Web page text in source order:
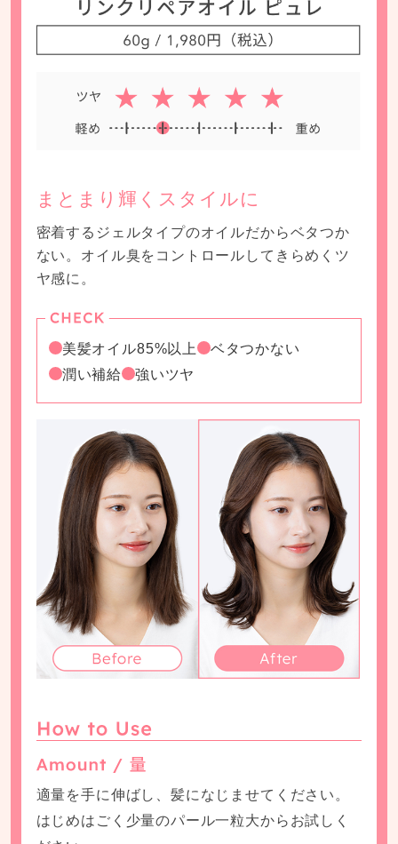
まとまり輝くスタイルに
密着するジェルタイプのオイルだからベタつか
ない。オイル臭をコントロールしてきらめくツ
ヤ感に。
美髪オイル85%以上
ベタつかない
潤い補給
強いツヤ
適量を手に伸ばし、髪になじませてください。
はじめはごく少量のパール一粒大からお試しく